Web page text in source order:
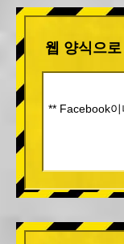
웹 양식으
** Facebook